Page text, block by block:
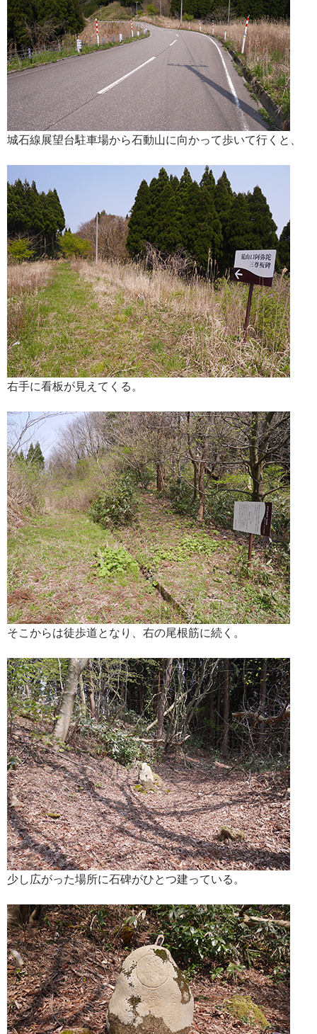
城石線展望台駐車場から石動山に向かって歩いて行くと、
右手に看板が見えてくる。
そこからは徒歩道となり、右の尾根筋に続く。
少し広がった場所に石碑がひとつ建っている。